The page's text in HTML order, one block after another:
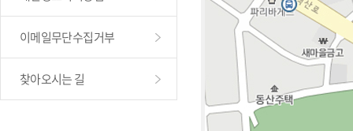
이메일무단수집거부
찾아오시는 길